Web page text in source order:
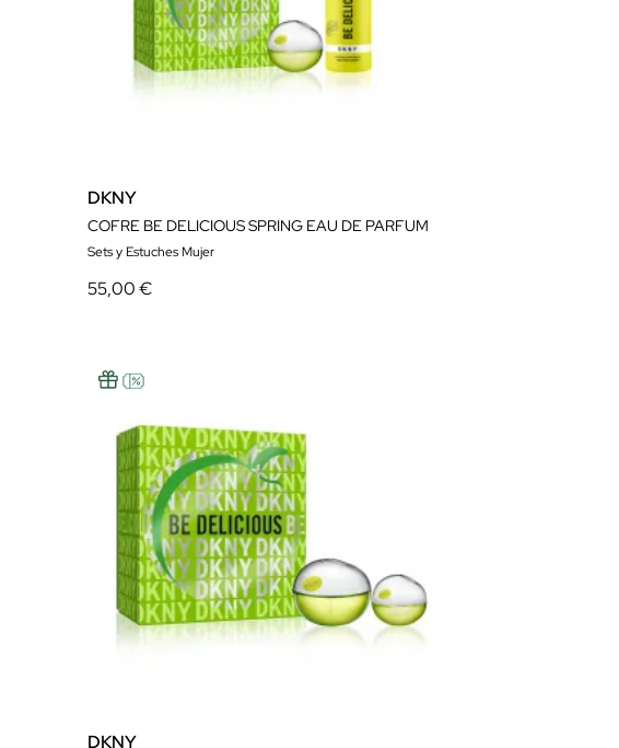
DKNY
COFRE BE DELICIOUS SPRING EAU DE PARFUM
Sets y Estuches Mujer
55,00 €
DKNY